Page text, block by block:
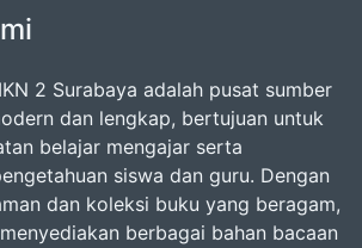
2 Surabaya adalah pusat sumber
dan lengkap, bertujuan untuk
belajar mengajar serta
siswa dan guru. Dengan
dan koleksi buku yang beragam,
berbagai bahan bacaan